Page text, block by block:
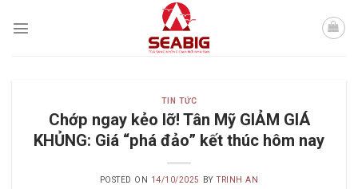
TIN TỨC
Chớp ngay kẻo lỡ! Tân Mỹ GIẢM GIÁ
KHỦNG: Giá “phá đảo” kết thúc hôm nay
POSTED ON 14/10/2025 BY TRINH AN